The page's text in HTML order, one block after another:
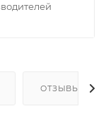
ОТЗЫВЫ